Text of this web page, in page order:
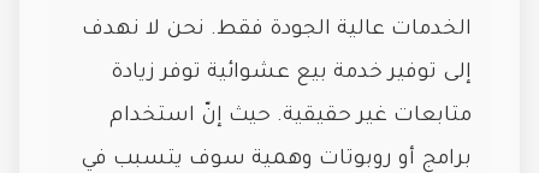
الخدمات عالية الجودة فقط. نحن لا نهدف
إلى توفير خدمة بيع عشوائية توفر زيادة
متابعات غير حقيقية. حيث إنّ استخدام
برامج أو روبوتات وهمية سوف يتسبب في